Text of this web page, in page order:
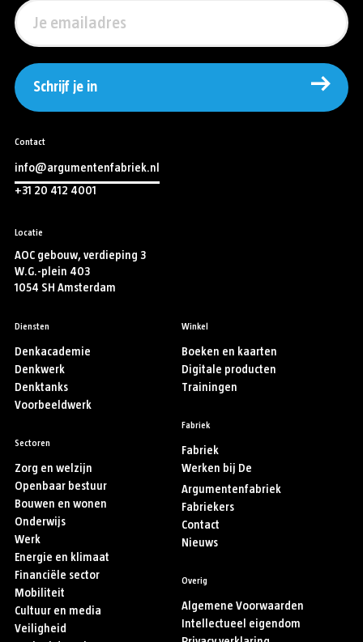
Schrijf je in
Contact
info@argumentenfabriek.nl
+31 20 412 4001
Locatie
AOC gebouw, verdieping 3
W.G.-plein 403
1054 SH Amsterdam
Diensten
Denkacademie
Denkwerk
Denktanks
Voorbeeldwerk
Sectoren
Zorg en welzijn
Openbaar bestuur
Bouwen en wonen
Onderwijs
Werk
Energie en klimaat
Financiële sector
Mobiliteit
Cultuur en media
Veiligheid
Winkel
Boeken en kaarten
Digitale producten
Trainingen
Fabriek
Fabriek
Werken bij De
Argumentenfabriek
Fabriekers
Contact
Nieuws
Overig
Algemene Voorwaarden
Intellectueel eigendom